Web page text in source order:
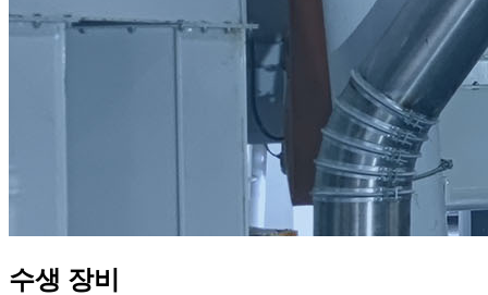
수생 장비